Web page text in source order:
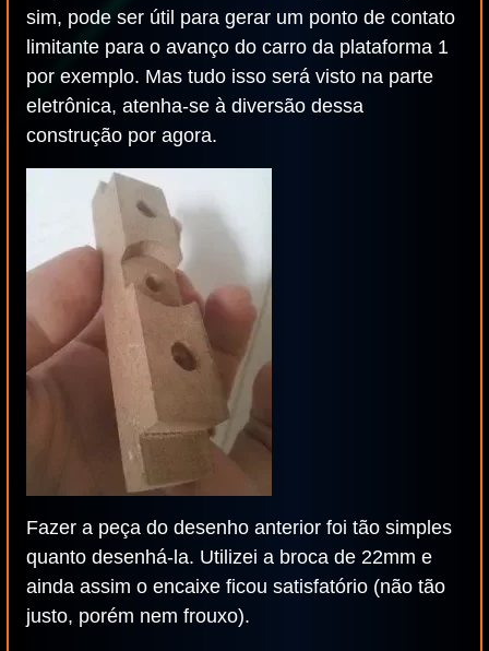
sim, pode ser útil para gerar um ponto de contato
limitante para o avanço do carro da plataforma 1
por exemplo. Mas tudo isso será visto na parte
eletrônica, atenha-se à diversão dessa
construção por agora.
Fazer a peça do desenho anterior foi tão simples
quanto desenhá-la. Utilizei a broca de 22mm e
ainda assim o encaixe ficou satisfatório (não tão
justo, porém nem frouxo).